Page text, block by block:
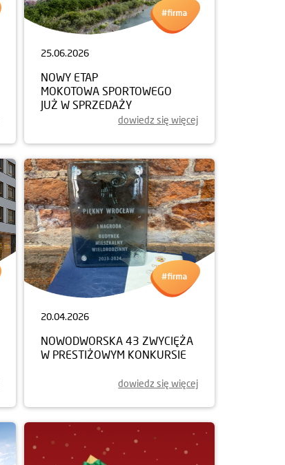
25.06.2026
NOWY ETAP
MOKOTOWA SPORTOWEGO
JUŻ W SPRZEDAŻY
dowiedz się więcej
20.04.2026
NOWODWORSKA 43 ZWYCIĘŻA
W PRESTIŻOWYM KONKURSIE
dowiedz się więcej